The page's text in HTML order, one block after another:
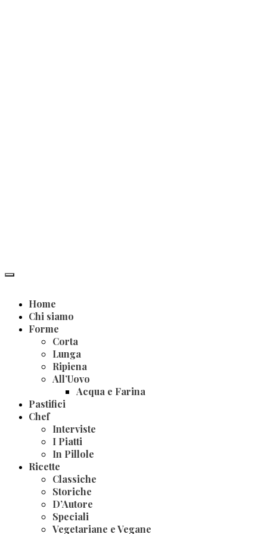
Home
Chi siamo
Forme
Corta
Lunga
Ripiena
All’Uovo
Acqua e Farina
Pastifici
Chef
Interviste
I Piatti
In Pillole
Ricette
Classiche
Storiche
D’Autore
Speciali
Vegetariane e Vegane